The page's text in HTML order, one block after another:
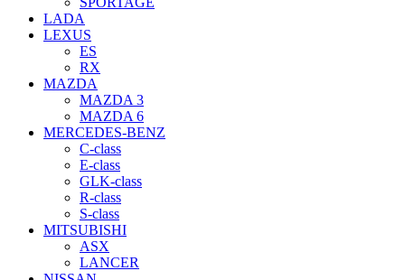
LADA
LEXUS
ES
RX
MAZDA
MAZDA 3
MAZDA 6
MERCEDES-BENZ
C-class
E-class
GLK-class
R-class
S-class
MITSUBISHI
ASX
LANCER